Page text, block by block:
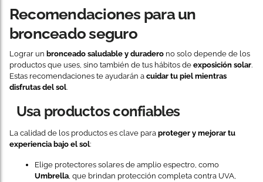
Recomendaciones para un
bronceado seguro
Lograr un bronceado saludable y duradero no solo depende de los
productos que uses, sino también de tus hábitos de exposición solar.
Estas recomendaciones te ayudarán a cuidar tu piel mientras
disfrutas del sol.
Usa productos confiables
La calidad de los productos es clave para proteger y mejorar tu
experiencia bajo el sol:
Elige protectores solares de amplio espectro, como
Umbrella, que brindan protección completa contra UVA,